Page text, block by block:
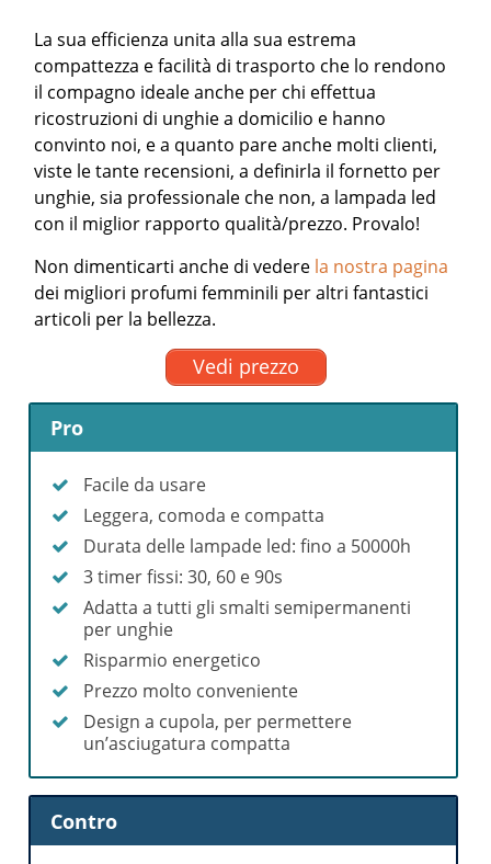
La sua efficienza unita alla sua estrema
compattezza e facilità di trasporto che lo rendono
il compagno ideale anche per chi effettua
ricostruzioni di unghie a domicilio e hanno
convinto noi, e a quanto pare anche molti clienti,
viste le tante recensioni, a definirla il fornetto per
unghie, sia professionale che non, a lampada led
con il miglior rapporto qualità/prezzo. Provalo!
Non dimenticarti anche di vedere la nostra pagina
dei migliori profumi femminili per altri fantastici
articoli per la bellezza.
Vedi prezzo
Pro
Facile da usare
Leggera, comoda e compatta
Durata delle lampade led: fino a 50000h
3 timer fissi: 30, 60 e 90s
Adatta a tutti gli smalti semipermanenti
per unghie
Risparmio energetico
Prezzo molto conveniente
Design a cupola, per permettere
un’asciugatura compatta
Contro